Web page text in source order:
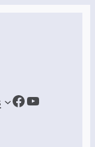
Facebook
YouTube